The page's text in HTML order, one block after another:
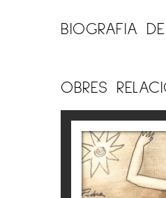
BIOGRAFIA
OBRES